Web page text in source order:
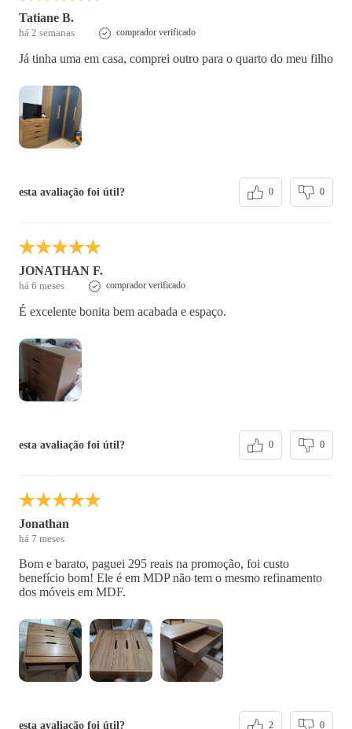
Tatiane B.
há 2 semanas comprador verificado
Já tinha uma em casa, comprei outro para o quarto do meu filho
esta avaliação foi útil? 0 0
JONATHAN F.
há 6 meses comprador verificado
É excelente bonita bem acabada e espaço.
esta avaliação foi útil? 0 0
Jonathan
há 7 meses
Bom e barato, paguei 295 reais na promoção, foi custo
benefício bom! Ele é em MDP não tem o mesmo refinamento
dos móveis em MDF.
esta avaliação foi útil? 2 0